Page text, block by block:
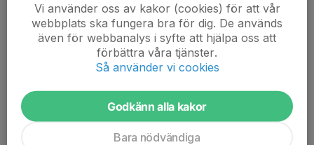
16 jan, 09:34
0 kommentarer
Här erbjuder vi individuell träning för killar och tjejer födda 2010-
2012 med fokus på teknik. Syftet är individuell utveckling och att
det ska gå att kombinera med den ordinarie verksamheten.
Träningar på fredagar 16:45...
Läs mer
Vi använder oss av kakor (cookies) för att vår
webbplats ska fungera bra för dig. De används
även för webbanalys i syfte att hjälpa oss att
förbättra våra tjänster.
Så använder vi cookies
Godkänn alla kakor
Bara nödvändiga